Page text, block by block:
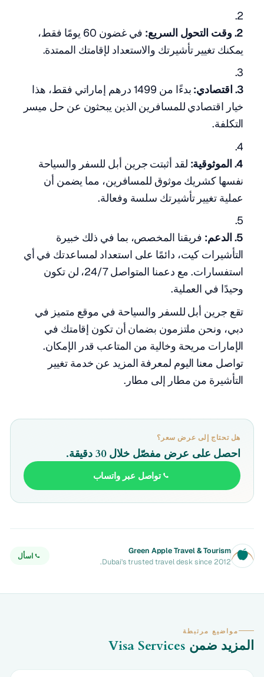
2. وقت التحول السريع:
في غضون 60 يومًا فقط،
يمكنك تغيير تأشيرتك والاستعداد لإقامتك الممتدة.
3. اقتصادي:
بدءًا من 1499 درهم إماراتي فقط، هذا
خيار اقتصادي للمسافرين الذين يبحثون عن حل ميسر
التكلفة.
4. الموثوقية:
لقد أثبتت جرين أبل للسفر والسياحة
نفسها كشريك موثوق للمسافرين، مما يضمن أن
عملية تغيير تأشيرتك سلسة وفعالة.
5. الدعم:
فريقنا المخصص، بما في ذلك خبيرة
التأشيرات كيت، دائمًا على استعداد لمساعدتك في أي
استفسارات. مع دعمنا المتواصل 24/7، لن تكون
وحيدًا في العملية.
تقع جرين أبل للسفر والسياحة في موقع متميز في
دبي، ونحن ملتزمون بضمان أن تكون إقامتك في
الإمارات مريحة وخالية من المتاعب قدر الإمكان.
تواصل معنا اليوم لمعرفة المزيد عن خدمة تغيير
التأشيرة من مطار إلى مطار.
هل تحتاج إلى عرض سعر؟
احصل على عرض مفصّل خلال 30 دقيقة.
تواصل عبر واتساب
Green Apple Travel & Tourism
Dubai's trusted travel desk since 2012.
اسأل
مواضيع مرتبطة
المزيد ضمن Visa Services